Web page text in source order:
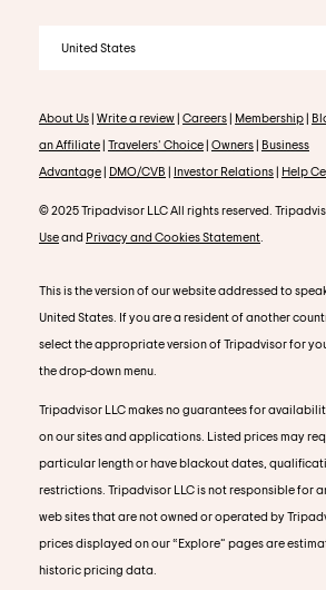
United States
About Us| Write a review| Careers| Membership|
an Affiliate| Travelers' Choice| Owners| Business
Advantage| DMO/CVB | Investor Relations| Help
© 2025 Tripadvisor LLC All rights reserved.
Useand Privacy and Cookies Statement
This is the version of our website addressed to
United States. If you are a resident of another
select the appropriate version of Tripadvisor for
the drop-down menu.
Tripadvisor LLC makes no guarantees for
on our sites and applications. Listed prices may
particular length or have blackout dates,
restrictions. Tripadvisor LLC is not responsible for
web sites that are not owned or operated by
prices displayed on our “Explore” pages are
historic pricing data.